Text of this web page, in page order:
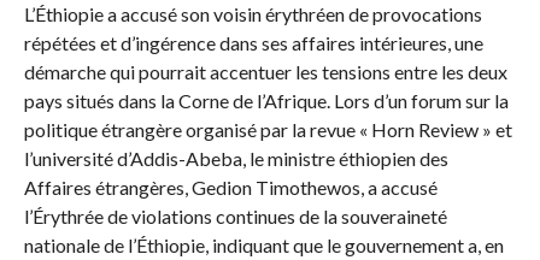
L’Éthiopie a accusé son voisin érythréen de provocations
répétées et d’ingérence dans ses affaires intérieures, une
démarche qui pourrait accentuer les tensions entre les deux
pays situés dans la Corne de l’Afrique. Lors d’un forum sur la
politique étrangère organisé par la revue « Horn Review » et
l’université d’Addis-Abeba, le ministre éthiopien des
Affaires étrangères, Gedion Timothewos, a accusé
l’Érythrée de violations continues de la souveraineté
nationale de l’Éthiopie, indiquant que le gouvernement a, en